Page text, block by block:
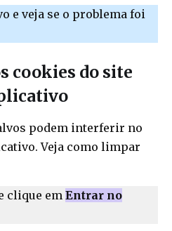
e veja se o problema foi
cookies do site
podem interferir no
Veja como limpar
clique em Entrar no